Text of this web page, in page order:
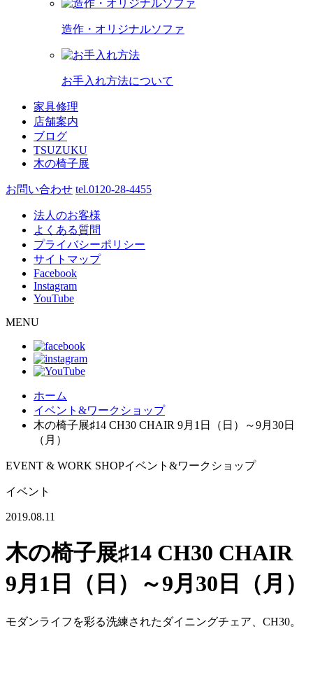
造作・オリジナルソファ
お手入れ方法について
家具修理
店舗案内
ブログ
TSUZUKU
木の椅子展
お問い合わせ tel.0120-28-4455
法人のお客様
よくある質問
プライバシーポリシー
サイトマップ
Facebook
Instagram
YouTube
MENU
ホーム
イベント&ワークショップ
木の椅子展♯14 CH30 CHAIR 9月1日（日）～9月30日
（月）
EVENT & WORK SHOPイベント&ワークショップ
イベント
2019.08.11
木の椅子展♯14 CH30 CHAIR
9月1日（日）～9月30日（月）
モダンライフを彩る洗練されたダイニングチェア、CH30。